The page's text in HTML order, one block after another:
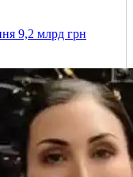
9,2 млрд грн